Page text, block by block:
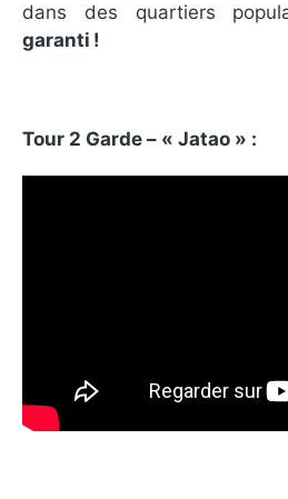
dans des quartiers
garanti !
Tour 2 Garde – « Jatao » :